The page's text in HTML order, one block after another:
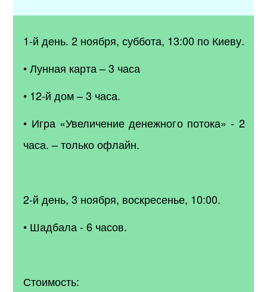
1-й день. 2 ноября, суббота, 13:00 по Киеву.
• Лунная карта – 3 часа
• 12-й дом – 3 часа.
• Игра «Увеличение денежного потока» - 2
часа. – только офлайн.
2-й день, 3 ноября, воскресенье, 10:00.
• Шадбала - 6 часов.
Стоимость: